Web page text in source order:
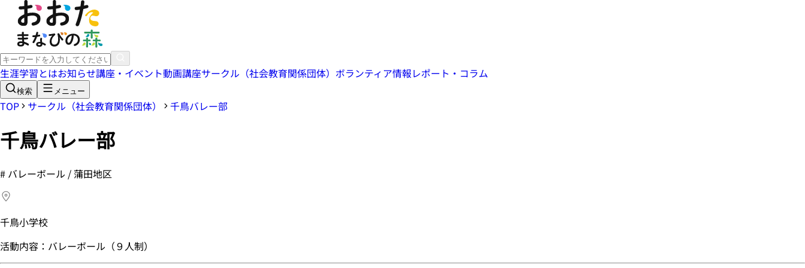
生涯学習とはお知らせ講座・イベント動画講座サークル（社会教育関係団体） ボランティア情報レポート・コラム
検索 メニュー
TOP サークル（社会教育関係団体） 千鳥バレー部
千鳥バレー部
# バレーボール / 蒲田地区
千鳥小学校
活動内容：バレーボール（９人制）